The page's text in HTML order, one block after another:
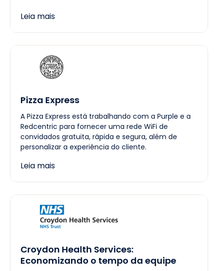
Leia mais
Pizza Express
A Pizza Express está trabalhando com a Purple e a
Redcentric para fornecer uma rede WiFi de
convidados gratuita, rápida e segura, além de
personalizar a experiência do cliente.
Leia mais
Croydon Health Services:
Economizando o tempo da equipe